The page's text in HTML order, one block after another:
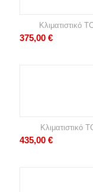
Κλιματιστικό
375,00 €
Κλιματιστικό
435,00 €